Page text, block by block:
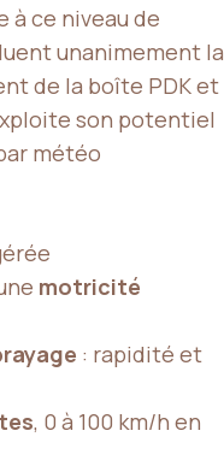
à ce niveau de
unanimement la
de la boîte PDK et
son potentiel
météo
motricité
: rapidité et
, 0 à 100 km/h en